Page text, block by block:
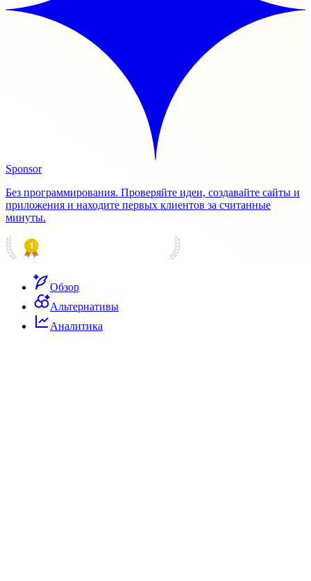
Sponsor
Без программирования. Проверяйте идеи, создавайте сайты и
приложения и находите первых клиентов за считанные
минуты.
Обзор
Альтернативы
Аналитика